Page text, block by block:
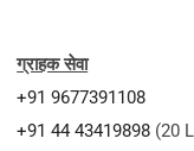
ग्राहक सेवा
+91 9677391108
+91 44 43419898 (20